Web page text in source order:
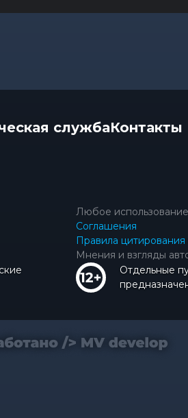
службаКонтакты
Любое
Соглашения
Правила
Мнения и взгляды
Отдельные